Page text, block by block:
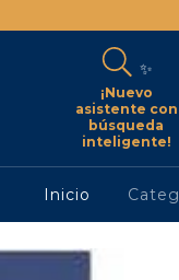
✨
¡Nuevo
asistente con
búsqueda
inteligente!
Inicio